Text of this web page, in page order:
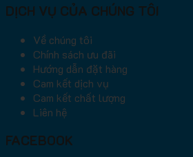
DỊCH VỤ CỦA CHÚNG TÔI
Về chúng tôi
Chính sách ưu đãi
Hướng dẫn đặt hàng
Cam kết dịch vụ
Cam kết chất lượng
Liên hệ
FACEBOOK